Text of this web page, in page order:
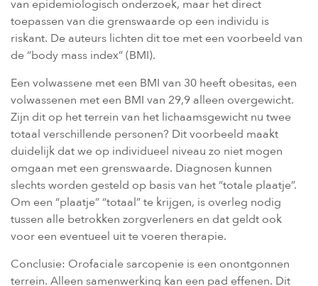
van epidemiologisch onderzoek, maar het direct
toepassen van die grenswaarde op een individu is
riskant. De auteurs lichten dit toe met een voorbeeld van
de “body mass index” (BMI).
Een volwassene met een BMI van 30 heeft obesitas, een
volwassenen met een BMI van 29,9 alleen overgewicht.
Zijn dit op het terrein van het lichaamsgewicht nu twee
totaal verschillende personen? Dit voorbeeld maakt
duidelijk dat we op individueel niveau zo niet mogen
omgaan met een grenswaarde. Diagnosen kunnen
slechts worden gesteld op basis van het “totale plaatje”.
Om een “plaatje” “totaal” te krijgen, is overleg nodig
tussen alle betrokken zorgverleners en dat geldt ook
voor een eventueel uit te voeren therapie.
Conclusie: Orofaciale sarcopenie is een onontgonnen
terrein. Alleen samenwerking kan een pad effenen. Dit